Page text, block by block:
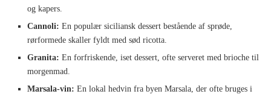
og kapers.
Cannoli: En populær siciliansk dessert bestående af sprøde,
rørformede skaller fyldt med sød ricotta.
Granita: En forfriskende, iset dessert, ofte serveret med brioche til
morgenmad.
Marsala-vin: En lokal hedvin fra byen Marsala, der ofte bruges i